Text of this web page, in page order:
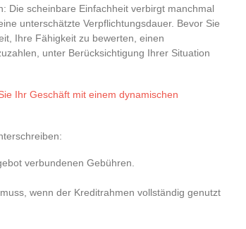
Die scheinbare Einfachheit verbirgt manchmal
unterschätzte Verpflichtungsdauer. Bevor Sie
Ihre Fähigkeit zu bewerten, einen
unter Berücksichtigung Ihrer Situation
Ihr Geschäft mit einem dynamischen
verbundenen Gebühren.
wenn der Kreditrahmen vollständig genutzt